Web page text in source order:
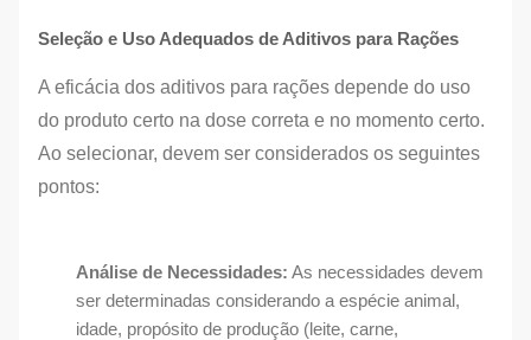
Seleção e Uso Adequados de Aditivos para Rações
A eficácia dos aditivos para rações depende do uso
do produto certo na dose correta e no momento certo.
Ao selecionar, devem ser considerados os seguintes
pontos:
Análise de Necessidades: As necessidades devem
ser determinadas considerando a espécie animal,
idade, propósito de produção (leite, carne,